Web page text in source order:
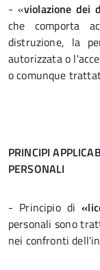
- «violazione dei
che comporta
distruzione, la
autorizzata o
o comunque
PRINCIPI
PERSONALI
- Principio di
personali sono
nei confronti